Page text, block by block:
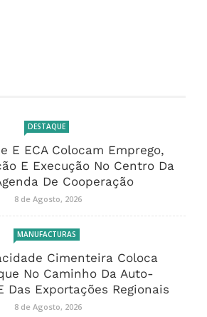
DESTAQUE
E ECA Colocam Emprego,
E Execução No Centro Da
De Cooperação
8 de Agosto, 2026
MANUFACTURAS
Cimenteira Coloca
No Caminho Da Auto-
Das Exportações Regionais
8 de Agosto, 2026